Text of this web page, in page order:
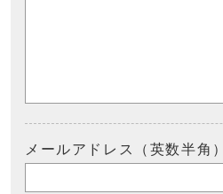
メールアドレス（英数半角）